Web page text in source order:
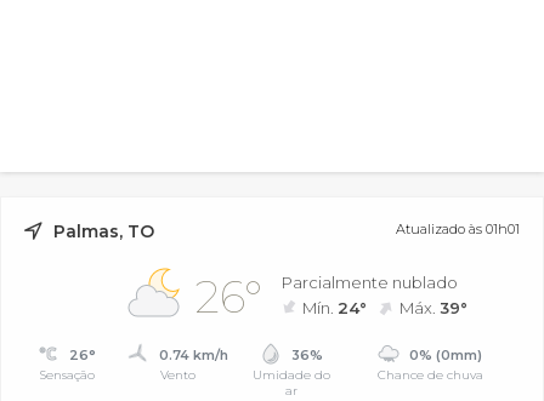
Palmas, TO Atualizado às 01h01
26°
Parcialmente nublado
Mín. 24° Máx.39°
26°
Sensação
0.74 km/h
Vento
36%
Umidade do
ar
0% (0mm)
Chance de chuva